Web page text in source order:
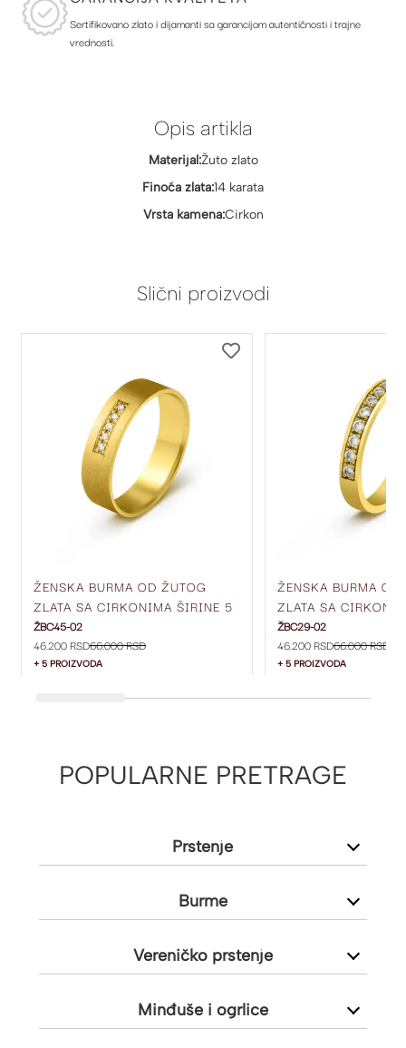
Sertifikovano zlato i dijamanti sa garancijom autentičnosti i trajne
vrednosti.
Opis artikla
Materijal:Žuto zlato
Finoća zlata:14 karata
Vrsta kamena:Cirkon
Slični proizvodi
ŽENSKA BURMA OD ŽUTOG
ZLATA SA CIRKONIMA ŠIRINE 5
MM ŽBC45-02
ŽBC45-02
46.200 RSD66.000 RSD
+ 5 PROIZVODA
ŽENSKA BURMA OD
ZLATA SA
MM ŽBC29-02
ŽBC29-02
46.200 RSD66.000 RSD
+ 5 PROIZVODA
POPULARNE PRETRAGE
Prstenje
Burme
Vereničko prstenje
Minđuše i ogrlice